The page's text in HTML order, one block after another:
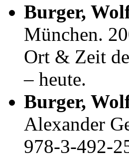
Burger,
München.
Ort & Zeit
– heute.
Burger,
Alexander
978-3-492-